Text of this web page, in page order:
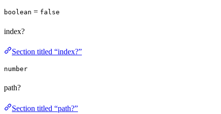
boolean = false
index?
Section titled “index?”
number
path?
Section titled “path?”